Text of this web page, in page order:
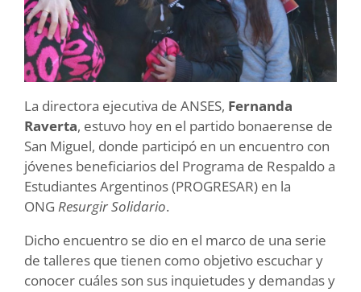
La directora ejecutiva de ANSES, Fernanda
Raverta, estuvo hoy en el partido bonaerense de
San Miguel, donde participó en un encuentro con
jóvenes beneficiarios del Programa de Respaldo a
Estudiantes Argentinos (PROGRESAR) en la
ONG Resurgir Solidario.
Dicho encuentro se dio en el marco de una serie
de talleres que tienen como objetivo escuchar y
conocer cuáles son sus inquietudes y demandas y